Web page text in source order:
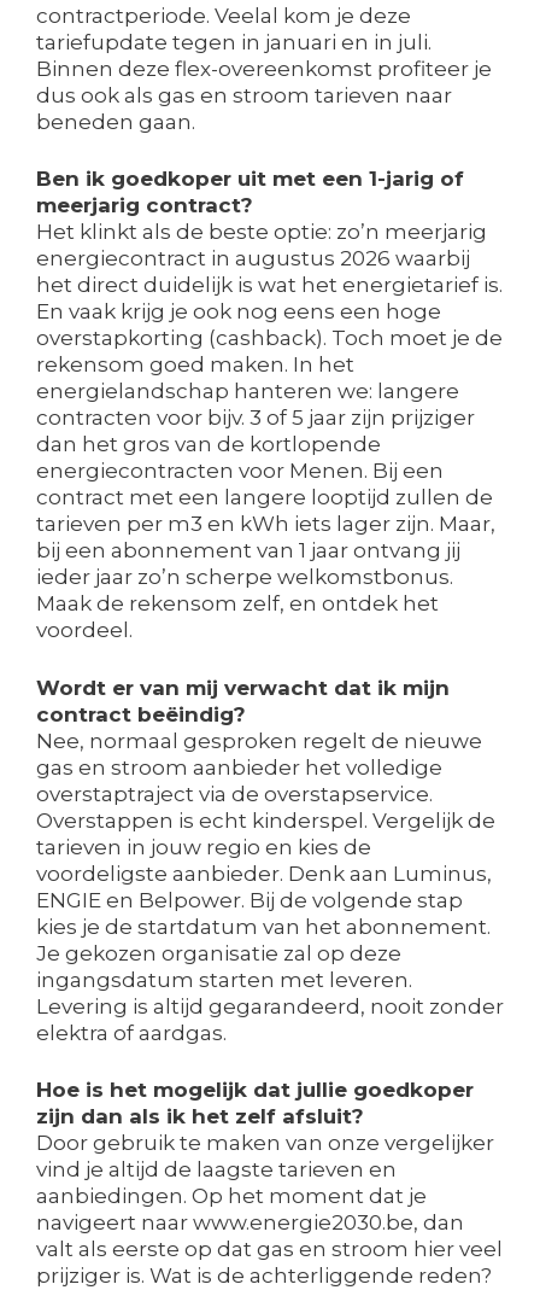
contractperiode. Veelal kom je deze
tariefupdate tegen in januari en in juli.
Binnen deze flex-overeenkomst profiteer je
dus ook als gas en stroom tarieven naar
beneden gaan.
Ben ik goedkoper uit met een 1-jarig of
meerjarig contract?
Het klinkt als de beste optie: zo’n meerjarig
energiecontract in augustus 2026 waarbij
het direct duidelijk is wat het energietarief is.
En vaak krijg je ook nog eens een hoge
overstapkorting (cashback). Toch moet je de
rekensom goed maken. In het
energielandschap hanteren we: langere
contracten voor bijv. 3 of 5 jaar zijn prijziger
dan het gros van de kortlopende
energiecontracten voor Menen. Bij een
contract met een langere looptijd zullen de
tarieven per m3 en kWh iets lager zijn. Maar,
bij een abonnement van 1 jaar ontvang jij
ieder jaar zo’n scherpe welkomstbonus.
Maak de rekensom zelf, en ontdek het
voordeel.
Wordt er van mij verwacht dat ik mijn
contract beëindig?
Nee, normaal gesproken regelt de nieuwe
gas en stroom aanbieder het volledige
overstaptraject via de overstapservice.
Overstappen is echt kinderspel. Vergelijk de
tarieven in jouw regio en kies de
voordeligste aanbieder. Denk aan Luminus,
ENGIE en Belpower. Bij de volgende stap
kies je de startdatum van het abonnement.
Je gekozen organisatie zal op deze
ingangsdatum starten met leveren.
Levering is altijd gegarandeerd, nooit zonder
elektra of aardgas.
Hoe is het mogelijk dat jullie goedkoper
zijn dan als ik het zelf afsluit?
Door gebruik te maken van onze vergelijker
vind je altijd de laagste tarieven en
aanbiedingen. Op het moment dat je
navigeert naar www.energie2030.be, dan
valt als eerste op dat gas en stroom hier veel
prijziger is. Wat is de achterliggende reden?